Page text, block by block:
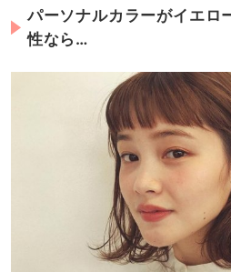
パーソナルカラーがイエロ
性なら…